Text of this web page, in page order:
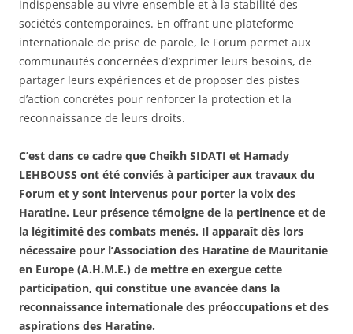
indispensable au vivre-ensemble et à la stabilité des
sociétés contemporaines. En offrant une plateforme
internationale de prise de parole, le Forum permet aux
communautés concernées d’exprimer leurs besoins, de
partager leurs expériences et de proposer des pistes
d’action concrètes pour renforcer la protection et la
reconnaissance de leurs droits.
C’est dans ce cadre que Cheikh SIDATI et Hamady
LEHBOUSS ont été conviés à participer aux travaux du
Forum et y sont intervenus pour porter la voix des
Haratine. Leur présence témoigne de la pertinence et de
la légitimité des combats menés. Il apparaît dès lors
nécessaire pour l’Association des Haratine de Mauritanie
en Europe (A.H.M.E.) de mettre en exergue cette
participation, qui constitue une avancée dans la
reconnaissance internationale des préoccupations et des
aspirations des Haratine.